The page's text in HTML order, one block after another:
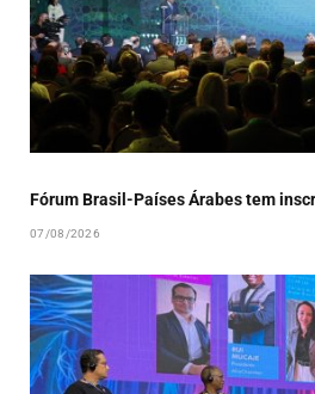
Fórum Brasil-Países Árabes tem
07/08/2026